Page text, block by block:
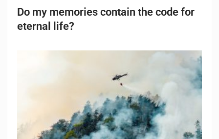
Do my memories contain the code for
eternal life?